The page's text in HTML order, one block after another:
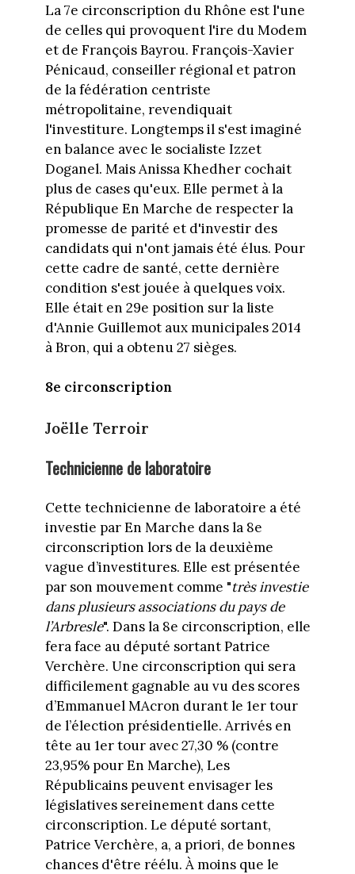
La 7e circonscription du Rhône est l'une
de celles qui provoquent l'ire du Modem
et de François Bayrou. François-Xavier
Pénicaud, conseiller régional et patron
de la fédération centriste
métropolitaine, revendiquait
l'investiture. Longtemps il s'est imaginé
en balance avec le socialiste Izzet
Doganel. Mais Anissa Khedher cochait
plus de cases qu'eux. Elle permet à la
République En Marche de respecter la
promesse de parité et d'investir des
candidats qui n'ont jamais été élus. Pour
cette cadre de santé, cette dernière
condition s'est jouée à quelques voix.
Elle était en 29e position sur la liste
d'Annie Guillemot aux municipales 2014
à Bron, qui a obtenu 27 sièges.
8e circonscription
Joëlle Terroir
Technicienne de laboratoire
Cette technicienne de laboratoire a été
investie par En Marche dans la 8e
circonscription lors de la deuxième
vague d’investitures. Elle est présentée
par son mouvement comme "très investie
dans plusieurs associations du pays de
l’Arbresle". Dans la 8e circonscription, elle
fera face au député sortant Patrice
Verchère. Une circonscription qui sera
difficilement gagnable au vu des scores
d’Emmanuel MAcron durant le 1er tour
de l’élection présidentielle. Arrivés en
tête au 1er tour avec 27,30 % (contre
23,95% pour En Marche), Les
Républicains peuvent envisager les
législatives sereinement dans cette
circonscription. Le député sortant,
Patrice Verchère, a, a priori, de bonnes
chances d'être réélu. À moins que le